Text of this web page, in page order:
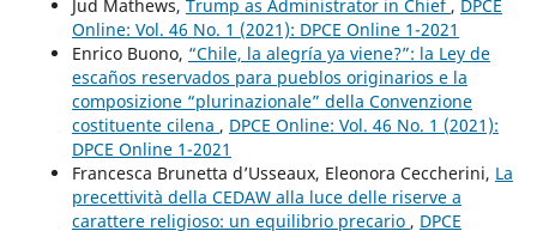
Jud Mathews, Trump as Administrator in Chief , DPCE
Online: Vol. 46 No. 1 (2021): DPCE Online 1-2021
Enrico Buono, “Chile, la alegría ya viene?”: la Ley de
escaños reservados para pueblos originarios e la
composizione “plurinazionale” della Convenzione
costituente cilena , DPCE Online: Vol. 46 No. 1 (2021):
DPCE Online 1-2021
Francesca Brunetta d’Usseaux, Eleonora Ceccherini, La
precettività della CEDAW alla luce delle riserve a
carattere religioso: un equilibrio precario , DPCE